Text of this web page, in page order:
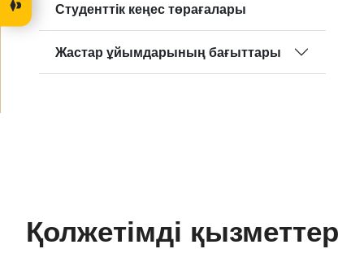
Студенттік кеңес төрағалары
Жастар ұйымдарының бағыттары
Қолжетімді қызметтер